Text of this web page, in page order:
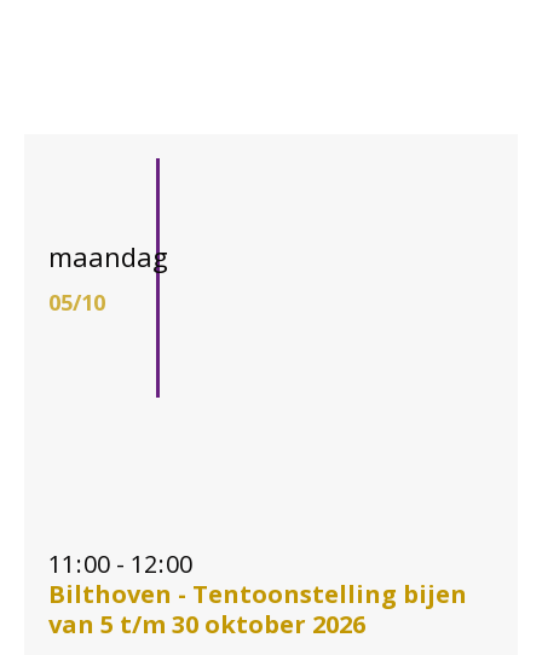
maandag
05/10
11 :00 - 12:00
Bilthoven - Tentoonstelling bijen
van 5 t/m 30 oktober 2026